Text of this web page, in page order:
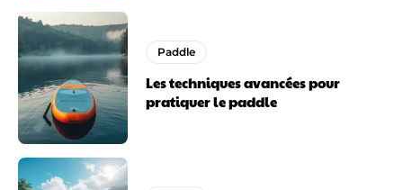
Paddle
Les techniques avancées pour
pratiquer le paddle